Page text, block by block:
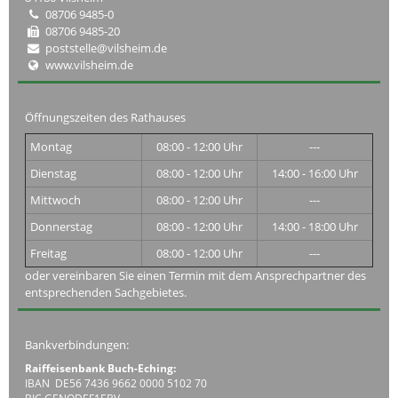
08706 9485-0
08706 9485-20
poststelle@vilsheim.de
www.vilsheim.de
Öffnungszeiten des Rathauses
Montag
08:00 - 12:00 Uhr
---
Dienstag
08:00 - 12:00 Uhr
14:00 - 16:00 Uhr
Mittwoch
08:00 - 12:00 Uhr
---
Donnerstag
08:00 - 12:00 Uhr
14:00 - 18:00 Uhr
Freitag
08:00 - 12:00 Uhr
---
oder vereinbaren Sie einen Termin mit dem Ansprechpartner des
entsprechenden Sachgebietes.
Bankverbindungen:
Raiffeisenbank Buch-Eching:
IBAN DE56 7436 9662 0000 5102 70